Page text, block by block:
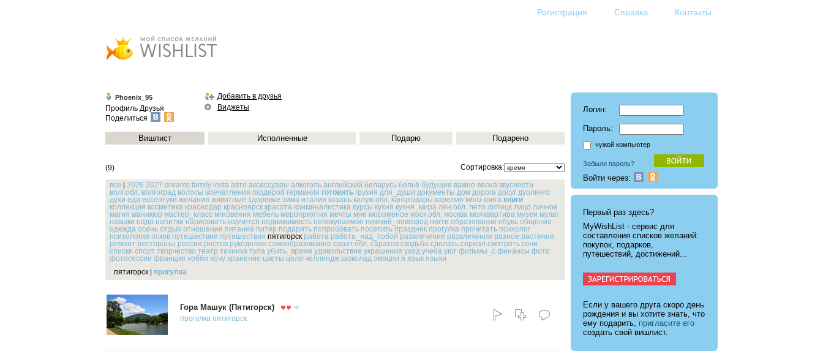
Регистрация Справка Контакты
Phoenix_95
Профиль Друзья
Поделиться
Добавить в друзья
Виджеты
Вишлист Исполненные Подарю Подарено
(9) Сортировка:
все 2026 2027 dreams family insta авто аксессуары алкоголь английский беларусь бельё будущее важно весна вкусности
волг.обл.
волгоград волосы впечатления гардероб германия готовить грузия для_души документы дом дорога досуг дуолинго
духи еда ессентуки желания животные здоровье зима италия казань калуж.обл. канцтовары карелия кино книга книги
коллекция косметика краснодар красноярск красота криминалистика курсы кухня кухня_мира лен.обл. лето липецк лицо личное
магия маникюр мастер_класс мгновения мебель мероприятия мечты мне мороженое моск.обл. москва мояквартира музеи мульт
навыки надо напитки нарисовать научится недвижимость непокупаемое нижний_новгород ногти образование обувь общение
одежда осень отдых отношения питание питер подарить попробовать посетить праздник прогулка прочитать психолог
психология псков путешествие путешествия пятигорск работа работа_над_собой развлечение развлечения разное растения
ремонт рестораны россия ростов рукоделие самообразование сарат.обл. саратов свадьба сделать сериал смотреть сочи
списки спорт творчество театр техника тула убить_время удовольствие украшения уход учеба уют фильмы_с финансы фото
фотосессии франция хобби хочу хранение цветы цели челлендж шоколад эмоции я язык языки
пятигорск
прогулка
Гора Машук (Пятигорск)
прогулка пятигорск
Логин:
Пароль:
чужой компьютер
Забыли пароль?
Войти через:
Первый раз здесь?
MyWishList - cервис для
составления списков желаний:
покупок, подарков,
путешествий, достижений...
Если у вашего друга скоро день
рождения и вы хотите знать, что
ему подарить, пригласите его
создать свой вишлист.